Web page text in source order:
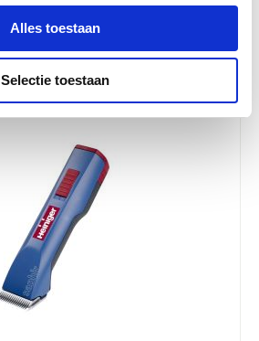
Alles toestaan
Selectie toestaan
€ 16,50 € 15,68